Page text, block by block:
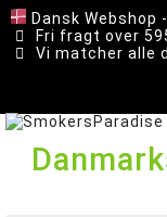
Dansk Webshop
Fri fragt over
Vi matcher alle